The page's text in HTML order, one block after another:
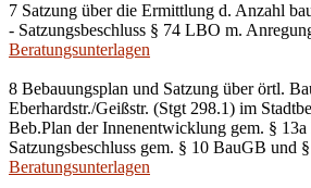
7 Satzung über die Ermittlung d. Anzahl
- Satzungsbeschluss § 74 LBO m.
Beratungsunterlagen
8 Bebauungsplan und Satzung über örtl.
Eberhardstr./Geißstr. (Stgt 298.1) im
Beb.Plan der Innenentwicklung gem. §
Satzungsbeschluss gem. § 10 BauGB
Beratungsunterlagen